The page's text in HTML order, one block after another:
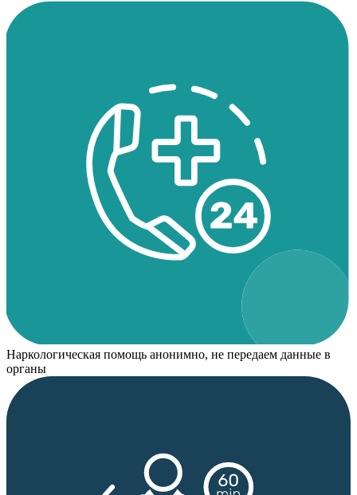
Наркологическая помощь анонимно, не передаем данные в
органы